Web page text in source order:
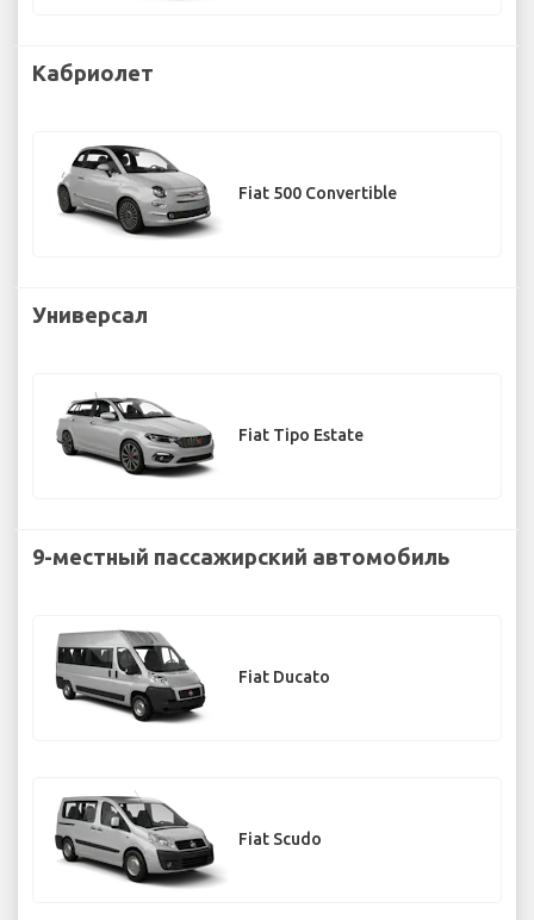
Кабриолет
Fiat 500 Convertible
Универсал
Fiat Tipo Estate
9-местный пассажирский автомобиль
Fiat Ducato
Fiat Scudo